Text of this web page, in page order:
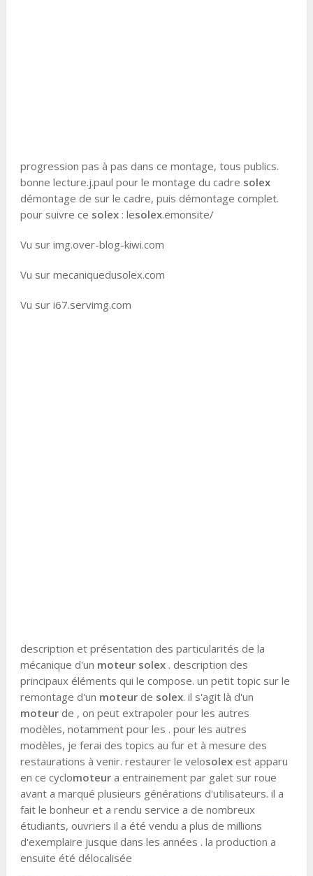
progression pas à pas dans ce montage, tous publics.
bonne lecture.j.paul pour le montage du cadre solex
démontage de sur le cadre, puis démontage complet.
pour suivre ce solex: lesolex.emonsite/
Vu sur img.over-blog-kiwi.com
Vu sur mecaniquedusolex.com
Vu sur i67.servimg.com
description et présentation des particularités de la
mécanique d'un moteur solex. description des
principaux éléments qui le compose. un petit topic sur le
remontage d'un moteurde solex. il s'agit là d'un
moteurde , on peut extrapoler pour les autres
modèles, notamment pour les . pour les autres
modèles, je ferai des topics au fur et à mesure des
restaurations à venir. restaurer le velosolexest apparu
en ce cyclomoteura entrainement par galet sur roue
avant a marqué plusieurs générations d'utilisateurs. il a
fait le bonheur et a rendu service a de nombreux
étudiants, ouvriers il a été vendu a plus de millions
d'exemplaire jusque dans les années . la production a
ensuite été délocalisée